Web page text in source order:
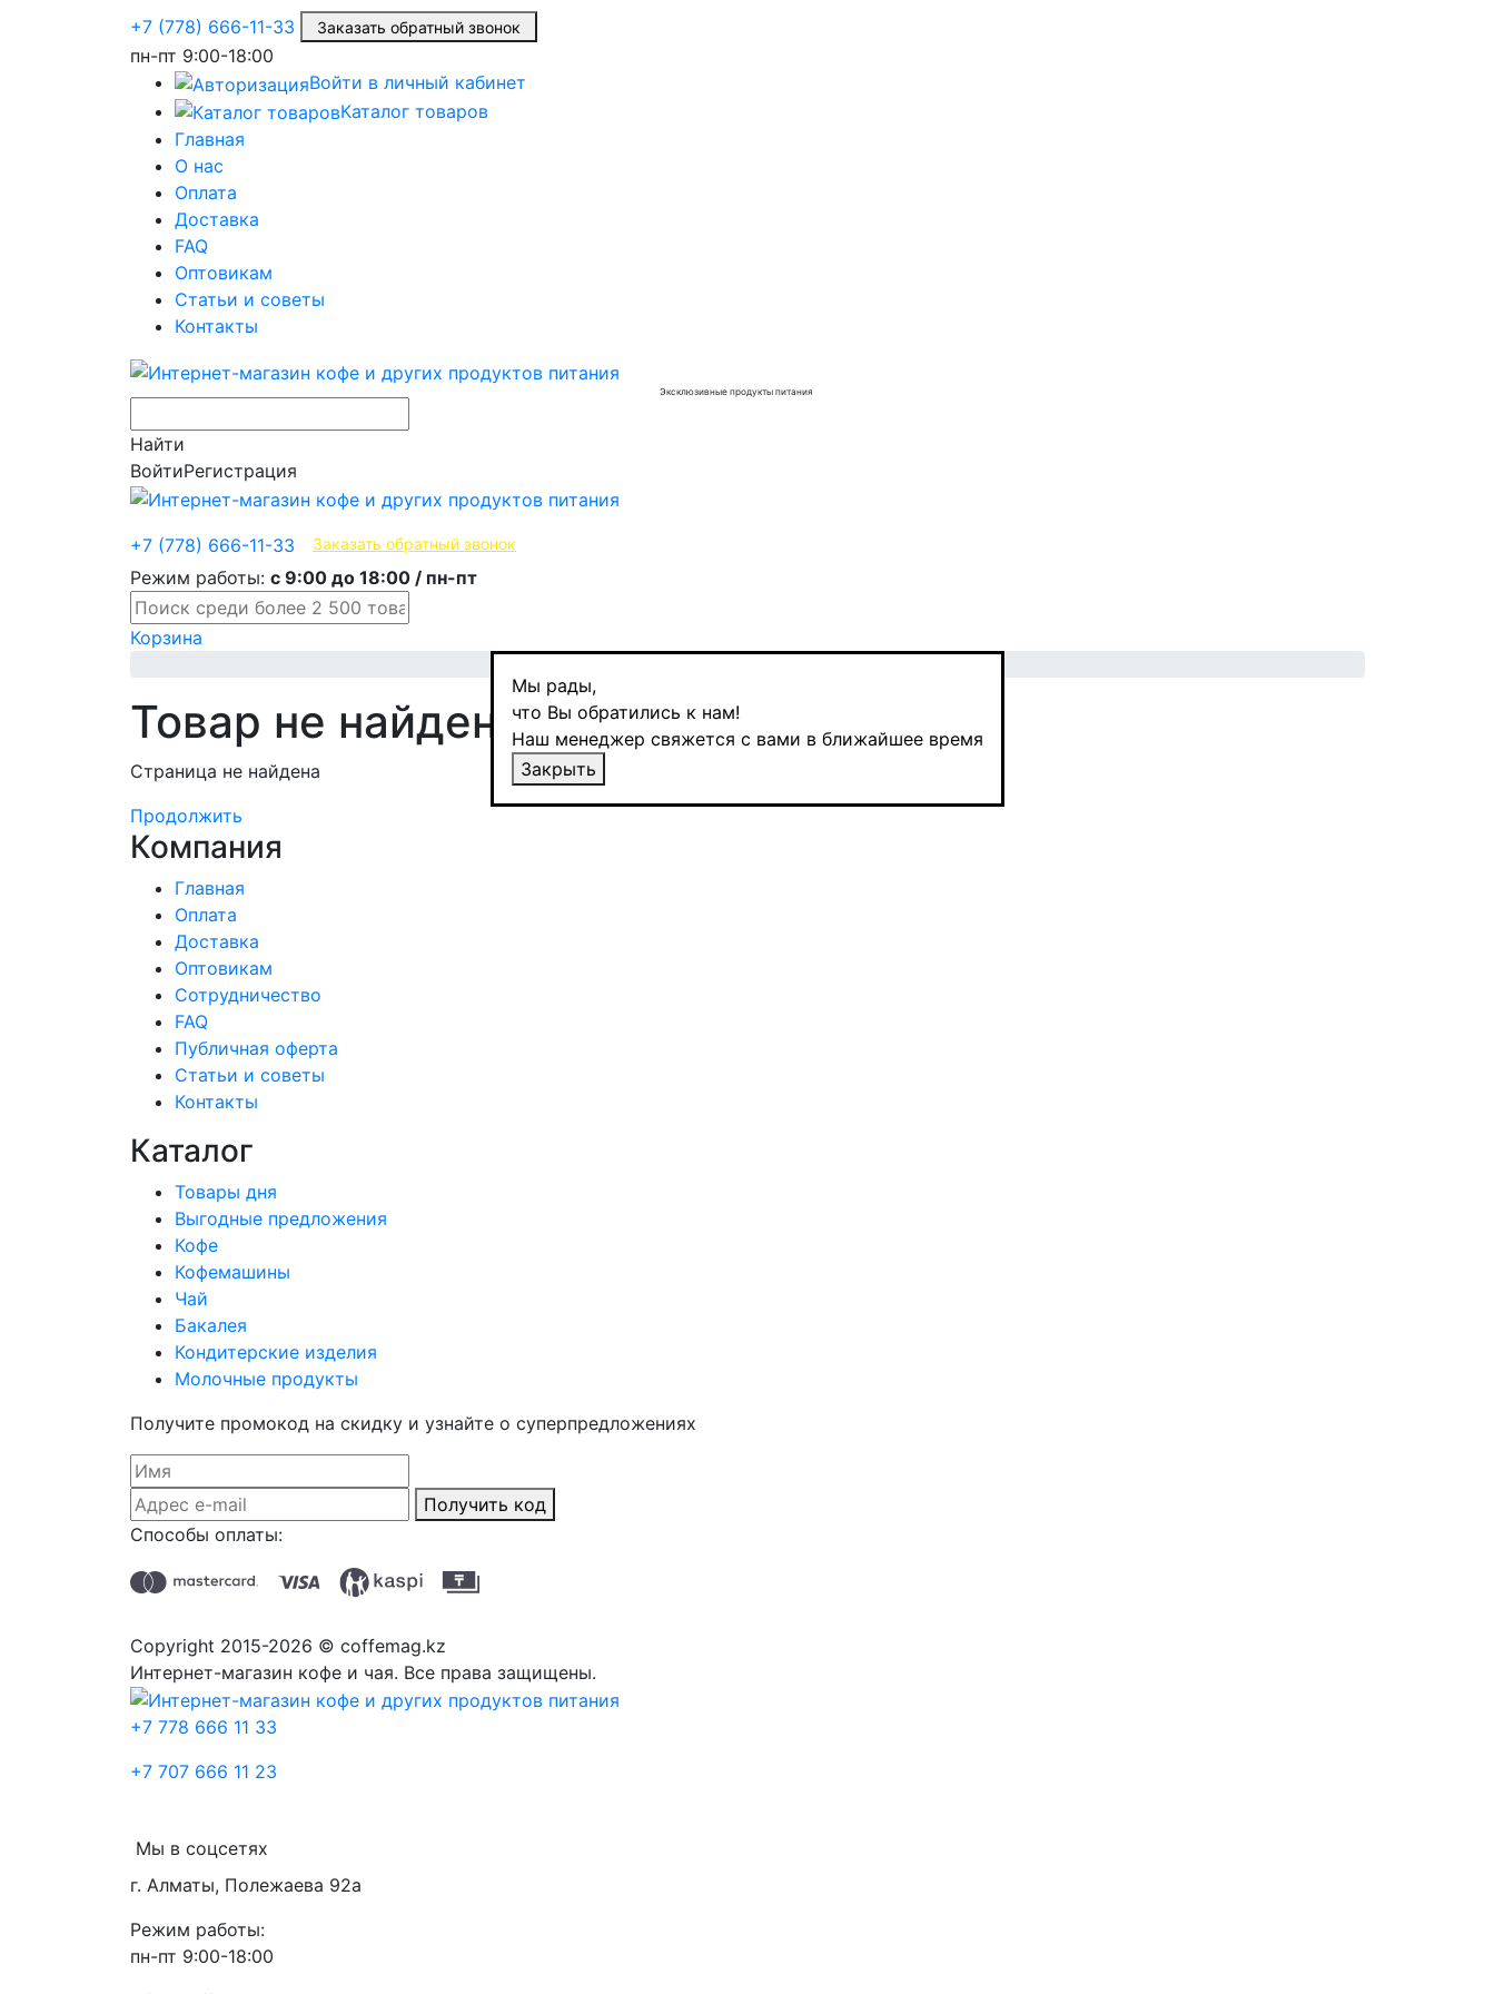
+7 (778) 666-11-33 Заказать обратный звонок
пн-пт 9:00-18:00
Войти в личный кабинет
Каталог товаров
Главная
О нас
Оплата
Доставка
FAQ
Оптовикам
Статьи и советы
Контакты
Эксклюзивные продукты питания
Найти
ВойтиРегистрация
+7 (778) 666-11-33 Заказать обратный звонок
Режим работы: с 9:00 до 18:00 / пн-пт
Корзина
Мы рады,
что Вы обратились к нам!
Наш менеджер свяжется с вами в ближайшее время
Закрыть
Товар не найден!
Страница не найдена
Продолжить
Компания
Главная
Оплата
Доставка
Оптовикам
Сотрудничество
FAQ
Публичная оферта
Статьи и советы
Контакты
Каталог
Товары дня
Выгодные предложения
Кофе
Кофемашины
Чай
Бакалея
Кондитерские изделия
Молочные продукты
Получите промокод на скидку и узнайте о суперпредложениях
Получить код
Способы оплаты:
Copyright 2015-2026 © coffemag.kz
Интернет-магазин кофе и чая. Все права защищены.
+7 778 666 11 33
+7 707 666 11 23
Мы в соцсетях
г. Алматы, Полежаева 92а
Режим работы:
пн-пт 9:00-18:00